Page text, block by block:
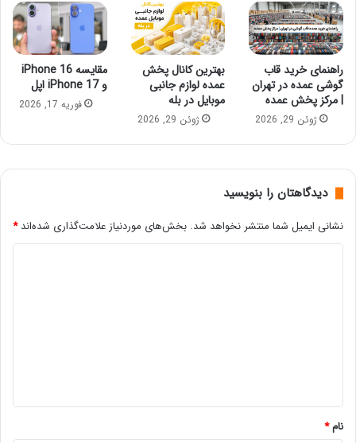
راهنمای خرید قاب
گوشی عمده در تهران
| مرکز پخش عمده
ژوئن 29, 2026
بهترین کانال پخش
عمده لوازم جانبی
موبایل در بله
ژوئن 29, 2026
مقایسه iPhone 16
و iPhone 17 اپل
فوریه 17, 2026
دیدگاهتان را بنویسید
نشانی ایمیل شما منتشر نخواهد شد. بخش‌های موردنیاز علامت‌گذاری شده‌اند*
نام*